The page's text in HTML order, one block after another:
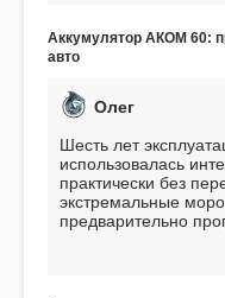
Аккумулятор АКОМ 60:
авто
Олег
Шесть лет
использовалась
практически без
экстремальные
предварительно
использования не